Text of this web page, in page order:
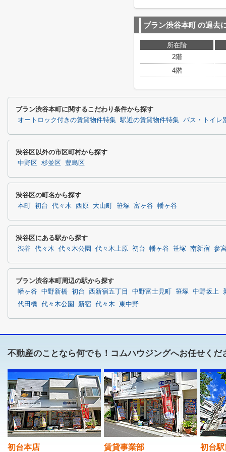
ブラン渋谷本町の過去
所在階
2階
4階
ブラン渋谷本町に関するこだわり条件から探す
オートロック付きの賃貸物件特集 駅近の賃貸物件特集 バス・トイレ
渋谷区以外の市区町村から探す
中野区 杉並区 豊島区
渋谷区の町名から探す
本町 初台 代々木 西原 大山町 笹塚 富ヶ谷 幡ヶ谷
渋谷区にある駅から探す
渋谷 代々木 代々木公園 代々木上原 初台 幡ヶ谷 笹塚 南新宿 参
ブラン渋谷本町周辺の駅から探す
幡ヶ谷 中野新橋 初台 西新宿五丁目 中野富士見町 笹塚 中野坂上
代田橋 代々木公園 新宿 代々木 東中野
不動産のことなら何でも！コムハウジングへお任せくだ
初台本店 賃貸事業部 初台